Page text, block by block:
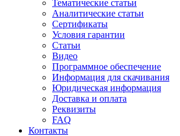
Тематические статьи
Аналитические статьи
Сертификаты
Условия гарантии
Статьи
Видео
Программное обеспечение
Информация для скачивания
Юридическая информация
Доставка и оплата
Реквизиты
FAQ
Контакты